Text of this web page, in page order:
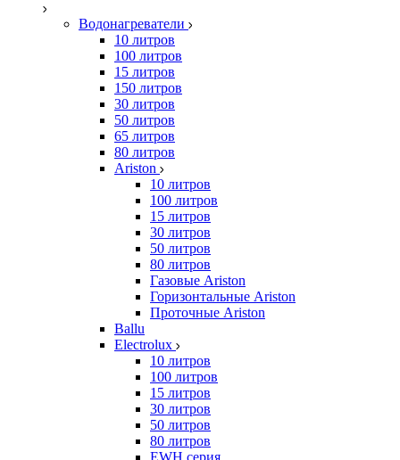
Водонагреватели
10 литров
100 литров
15 литров
150 литров
30 литров
50 литров
65 литров
80 литров
Ariston
10 литров
100 литров
15 литров
30 литров
50 литров
80 литров
Газовые Ariston
Горизонтальные Ariston
Проточные Ariston
Ballu
Electrolux
10 литров
100 литров
15 литров
30 литров
50 литров
80 литров
EWH серия